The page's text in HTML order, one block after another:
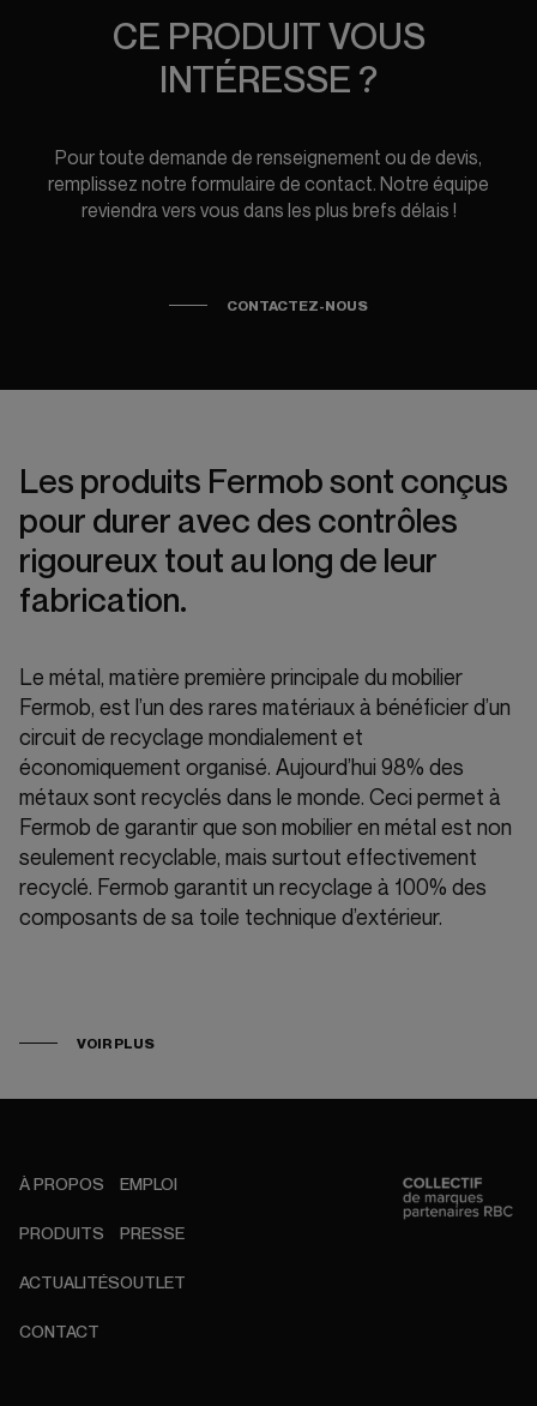
CE PRODUIT VOUS
INTÉRESSE ?
Pour toute demande de renseignement ou de devis,
remplissez notre formulaire de contact. Notre équipe
reviendra vers vous dans les plus brefs délais !
CONTACTEZ-NOUS
Les produits Fermob sont conçus
pour durer avec des contrôles
rigoureux tout au long de leur
fabrication.
Le métal, matière première principale du mobilier
Fermob, est l’un des rares matériaux à bénéficier d’un
circuit de recyclage mondialement et
économiquement organisé. Aujourd’hui 98% des
métaux sont recyclés dans le monde. Ceci permet à
Fermob de garantir que son mobilier en métal est non
seulement recyclable, mais surtout effectivement
recyclé. Fermob garantit un recyclage à 100% des
composants de sa toile technique d’extérieur.
VOIR PLUS
À PROPOS
PRODUITS
ACTUALITÉS
CONTACT
EMPLOI
PRESSE
OUTLET